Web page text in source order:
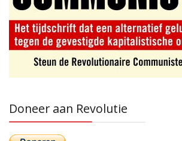
Doneer aan Revolutie